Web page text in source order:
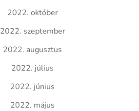
2022. október
2022. szeptember
2022. augusztus
2022. július
2022. június
2022. május